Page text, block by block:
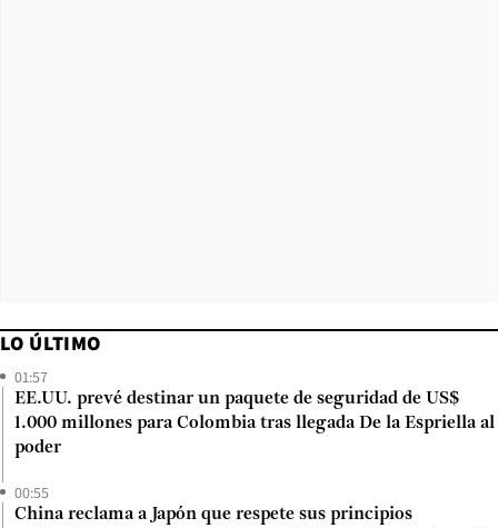
LO ÚLTIMO
01:57
EE.UU. prevé destinar un paquete de seguridad de US$
1.000 millones para Colombia tras llegada De la Espriella al
poder
00:55
China reclama a Japón que respete sus principios